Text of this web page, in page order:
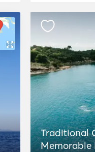
Traditional
Memorable